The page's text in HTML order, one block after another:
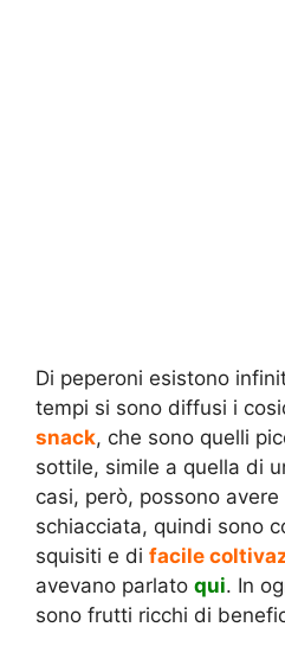
Di peperoni esistono
tempi si sono diffusi i
snack, che sono quelli
sottile, simile a quella di
casi, però, possono
schiacciata, quindi sono
squisiti e di facile
avevano parlato qui. In
sono frutti ricchi di